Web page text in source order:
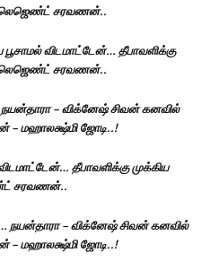
லெஜெண்ட் சரவணன்..
பூசாமல் விடமாட்டேன்… தீபாவளிக்கு
லெஜெண்ட் சரவணன்..
– விக்னேஷ் சிவன் கனவில்
மஹாலக்ஷ்மி ஜோடி..!
தீபாவளிக்கு முக்கிய
சரவணன்..
நயன்தாரா – விக்னேஷ் சிவன் கனவில்
மஹாலக்ஷ்மி ஜோடி..!